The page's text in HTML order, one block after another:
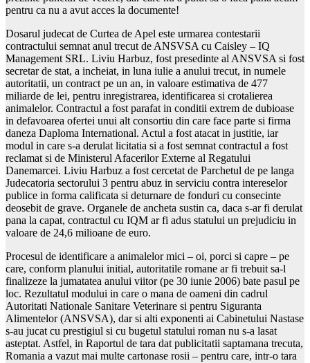
pentru ca nu a avut acces la documente!
Dosarul judecat de Curtea de Apel este urmarea contestarii
contractului semnat anul trecut de ANSVSA cu Caisley – IQ
Management SRL. Liviu Harbuz, fost presedinte al ANSVSA si fost
secretar de stat, a incheiat, in luna iulie a anului trecut, in numele
autoritatii, un contract pe un an, in valoare estimativa de 477
miliarde de lei, pentru inregistrarea, identificarea si crotalierea
animalelor. Contractul a fost parafat in conditii extrem de dubioase
in defavoarea ofertei unui alt consortiu din care face parte si firma
daneza Daploma International. Actul a fost atacat in justitie, iar
modul in care s-a derulat licitatia si a fost semnat contractul a fost
reclamat si de Ministerul Afacerilor Externe al Regatului
Danemarcei. Liviu Harbuz a fost cercetat de Parchetul de pe langa
Judecatoria sectorului 3 pentru abuz in serviciu contra intereselor
publice in forma calificata si deturnare de fonduri cu consecinte
deosebit de grave. Organele de ancheta sustin ca, daca s-ar fi derulat
pana la capat, contractul cu IQM ar fi adus statului un prejudiciu in
valoare de 24,6 milioane de euro.
Procesul de identificare a animalelor mici – oi, porci si capre – pe
care, conform planului initial, autoritatile romane ar fi trebuit sa-l
finalizeze la jumatatea anului viitor (pe 30 iunie 2006) bate pasul pe
loc. Rezultatul modului in care o mana de oameni din cadrul
Autoritati Nationale Sanitare Veterinare si pentru Siguranta
Alimentelor (ANSVSA), dar si alti exponenti ai Cabinetului Nastase
s-au jucat cu prestigiul si cu bugetul statului roman nu s-a lasat
asteptat. Astfel, in Raportul de tara dat publicitatii saptamana trecuta,
Romania a vazut mai multe cartonase rosii – pentru care, intr-o tara